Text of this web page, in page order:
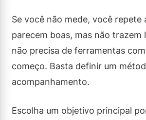
Se você não mede, você repete
parecem boas, mas não trazem
não precisa de ferramentas
começo. Basta definir um
acompanhamento.
Escolha um objetivo principal